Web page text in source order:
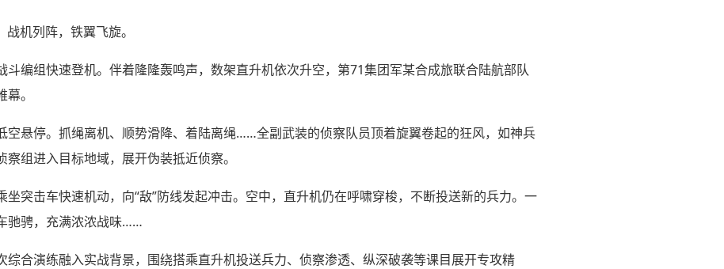
机列阵，铁翼飞旋。
斗编组快速登机。伴着隆隆轰鸣声，数架直升机依次升空，第71集团军某合成旅联合陆航部队
。
空悬停。抓绳离机、顺势滑降、着陆离绳……全副武装的侦察队员顶着旋翼卷起的狂风，如神兵
组进入目标地域，展开伪装抵近侦察。
坐突击车快速机动，向“敌”防线发起冲击。空中，直升机仍在呼啸穿梭，不断投送新的兵力。一
驰骋，充满浓浓战味……
综合演练融入实战背景，围绕搭乘直升机投送兵力、侦察渗透、纵深破袭等课目展开专攻精